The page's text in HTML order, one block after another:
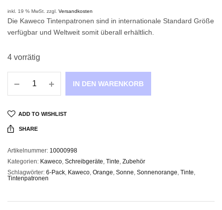
inkl. 19 % MwSt. zzgl.Versandkosten
Die Kaweco Tintenpatronen sind in internationale Standard Größe
verfügbar und Weltweit somit überall erhältlich.
4 vorrätig
IN DEN WARENKORB
ADD TO WISHLIST
SHARE
Artikelnummer: 10000998
Kategorien: Kaweco Schreibgeräte Tinte Zubehör
Schlagwörter: 6-Pack Kaweco Orange Sonne Sonnenorange Tinte
Tintenpatronen